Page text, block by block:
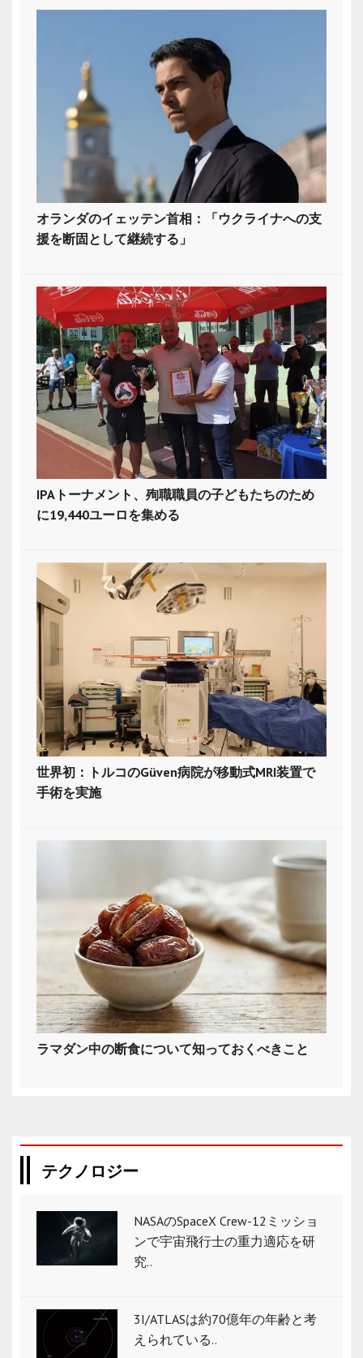
オランダのイェッテン首相：「ウクライナへの支
援を断固として継続する」
IPAトーナメント、殉職職員の子どもたちのため
に19,440ユーロを集める
世界初：トルコのGüven病院が移動式MRI装置で
手術を実施
ラマダン中の断食について知っておくべきこと
テクノロジー
NASAのSpaceX Crew-12ミッショ
ンで宇宙飛行士の重力適応を研
究..
3I/ATLASは約70億年の年齢と考
えられている..